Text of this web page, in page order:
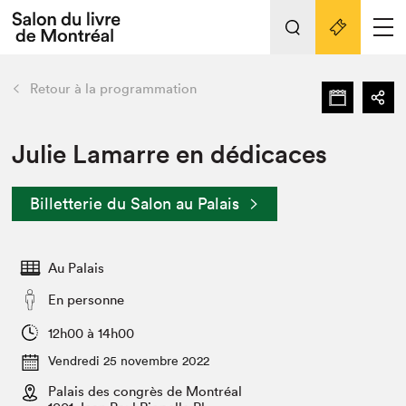
Espace médias
Espace exposant⋅e⋅s
Tout sur l'édition 2022
Actualités
Vidéos et Balados
Club de lecture Braindate
retour Nos activités
Édition 2022
Nous connaître
Projets partenaires 2022
Archives
Liens pratiques
Retour à la programmation
Julie Lamarre en dédicaces
Billetterie du Salon au Palais
Au Palais
En personne
12h00 à 14h00
Vendredi 25 novembre 2022
Palais des congrès de Montréal